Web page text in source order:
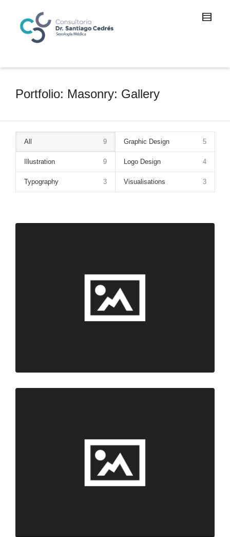
Portfolio: Masonry: Gallery
All 9 Graphic Design 5
Illustration 9 Logo Design 4
Typography 3 Visualisations 3